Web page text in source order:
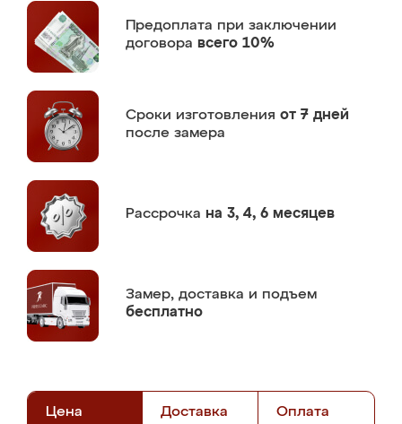
Предоплата при заключении
договора всего 10%
Сроки изготовления от 7 дней
после замера
Рассрочка на 3, 4, 6 месяцев
Замер, доставка и подъем
бесплатно
Цена Доставка Оплата